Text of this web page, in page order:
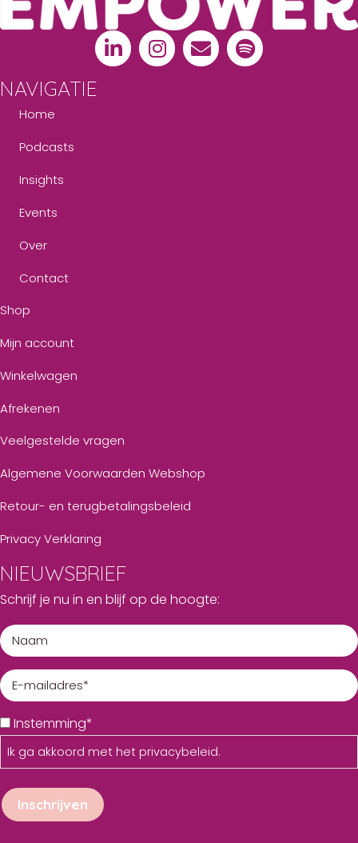
NAVIGATIE
Home
Podcasts
Insights
Events
Over
Contact
Shop
Mijn account
Winkelwagen
Afrekenen
Veelgestelde vragen
Algemene Voorwaarden Webshop
Retour- en terugbetalingsbeleid
Privacy Verklaring
NIEUWSBRIEF
Schrijf je nu in en blijf op de hoogte:
Instemming*
Ik ga akkoord met het privacybeleid.
Inschrijven